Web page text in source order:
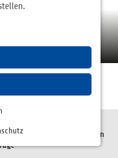
aus und bieten